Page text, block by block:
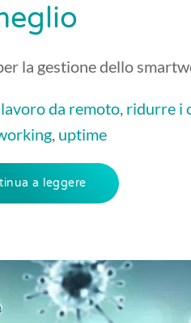
la gestione dello
lavoro da remoto, ridurre i
, uptime
a leggere